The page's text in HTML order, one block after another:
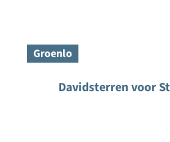
Groenlo
Davidsterren voor